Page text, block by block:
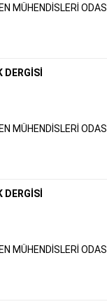
MÜHENDİSLERİ ODASI
MÜHENDİSLERİ ODASI
MÜHENDİSLERİ ODASI